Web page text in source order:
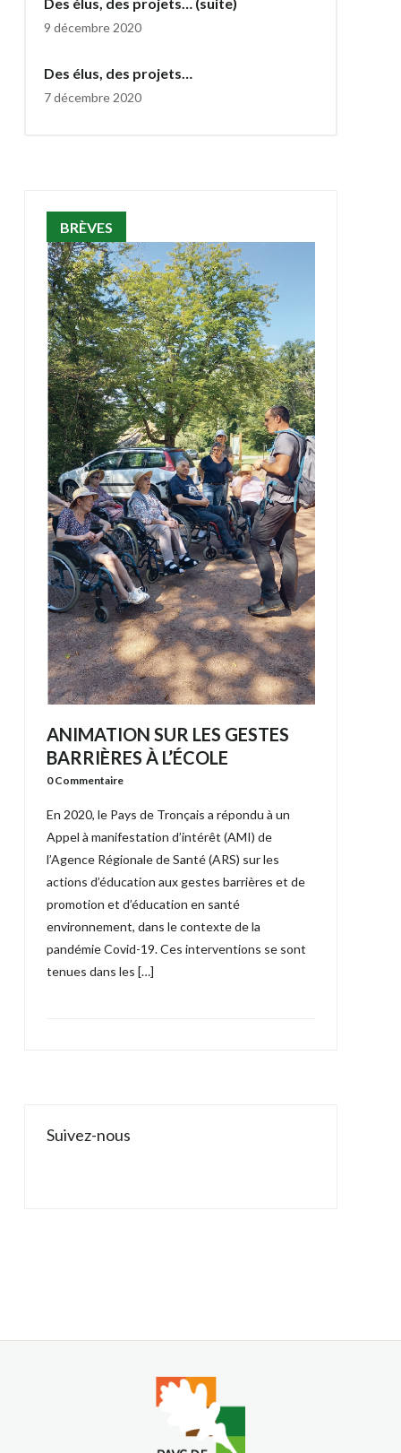
9 décembre 2020
Des élus, des projets…
7 décembre 2020
BRÈVES
ANIMATION SUR LES GESTES
BARRIÈRES À L’ÉCOLE
0 Commentaire
En 2020, le Pays de Tronçais a répondu à un
Appel à manifestation d’intérêt (AMI) de
l’Agence Régionale de Santé (ARS) sur les
actions d’éducation aux gestes barrières et de
promotion et d’éducation en santé
environnement, dans le contexte de la
pandémie Covid-19. Ces interventions se sont
tenues dans les […]
Suivez-nous